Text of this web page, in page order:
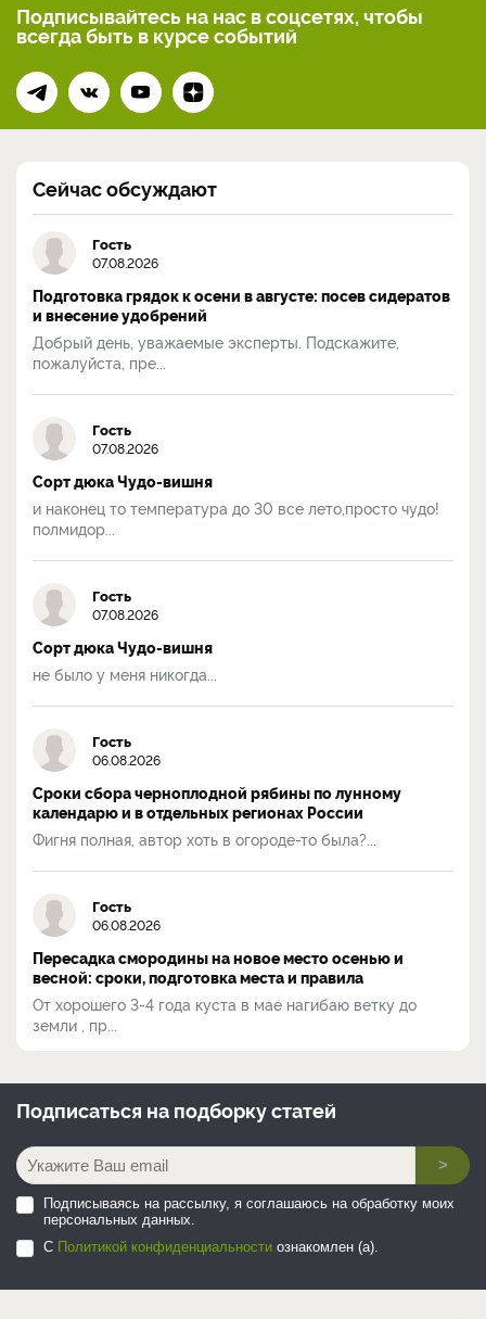
Подписывайтесь на нас в соцсетях, чтобы
всегдабыть в курсе событий
Сейчас обсуждают
Гость
07.08.2026
Подготовка грядок к осени в августе: посев сидератов
и внесение удобрений
Добрый день, уважаемые эксперты. Подскажите,
пожалуйста, пре...
Гость
07.08.2026
Сорт дюка Чудо-вишня
и наконец то температура до 30 все лето,просто чудо!
полмидор...
Гость
07.08.2026
Сорт дюка Чудо-вишня
не было у меня никогда...
Гость
06.08.2026
Сроки сбора черноплодной рябины по лунному
календарю и в отдельных регионах России
Фигня полная, автор хоть в огороде-то была?...
Гость
06.08.2026
Пересадка смородины на новое место осенью и
весной: сроки, подготовка места и правила
От хорошего 3-4 года куста в мае нагибаю ветку до
земли , пр...
Подписаться на подборку статей
>
Подписываясь на рассылку, я соглашаюсь на обработку моих
персональных данных.
С Политикой конфиденциальности ознакомлен (а).